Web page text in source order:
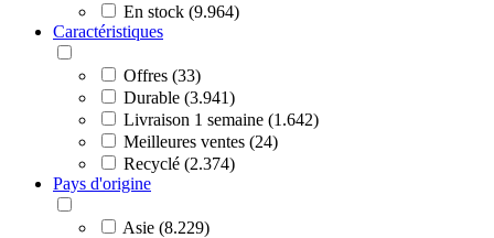
En stock (9.964)
Caractéristiques
Offres (33)
Durable (3.941)
Livraison 1 semaine (1.642)
Meilleures ventes (24)
Recyclé (2.374)
Pays d'origine
Asie (8.229)